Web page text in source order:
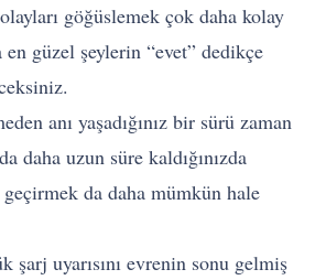
göğüslemek çok daha kolay
en güzel şeylerin “evet” dedikçe
anı yaşadığınız bir sürü zaman
daha uzun süre kaldığınızda
geçirmek da daha mümkün hale
şarj uyarısını evrenin sonu gelmiş